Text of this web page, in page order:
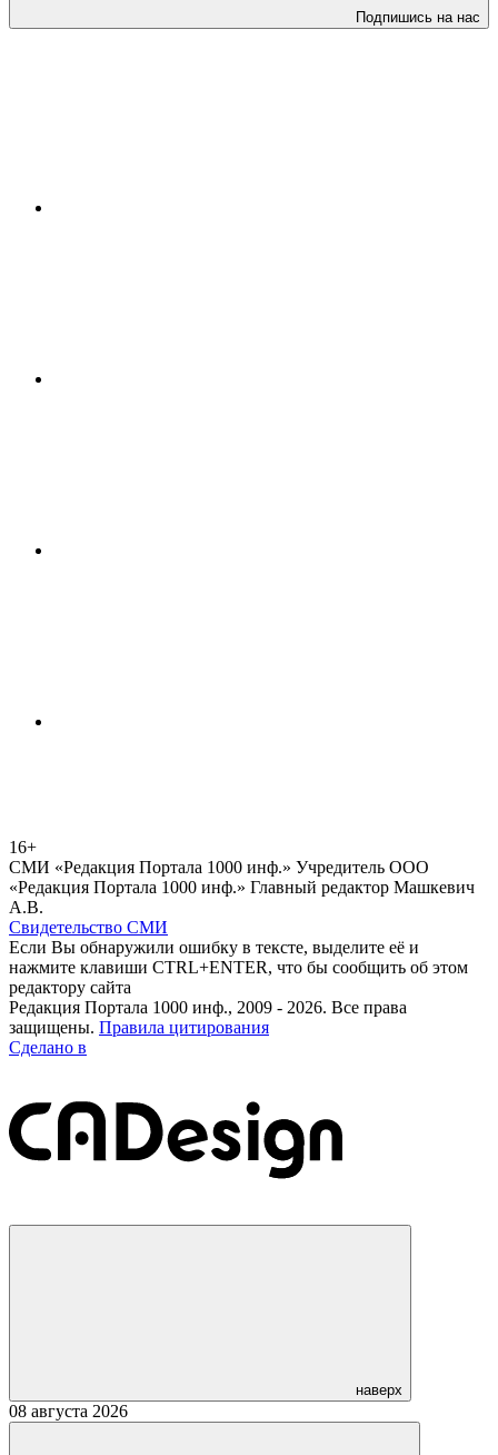
Подпишись на нас
16+
СМИ «Редакция Портала 1000 инф.» Учредитель ООО
«Редакция Портала 1000 инф.» Главный редактор Машкевич
А.В.
Свидетельство СМИ
Если Вы обнаружили ошибку в тексте, выделите её и
нажмите клавиши CTRL+ENTER, что бы сообщить об этом
редактору сайта
Редакция Портала 1000 инф., 2009 - 2026. Все права
защищены. Правила цитирования
Сделано в
наверх
08 августа 2026